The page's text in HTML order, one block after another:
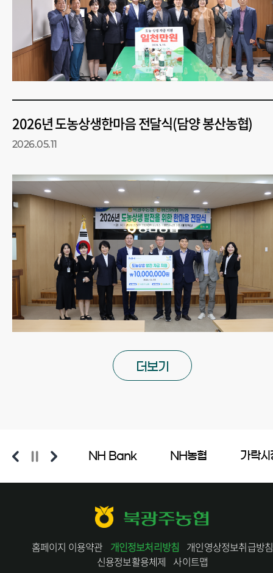
2026년 도농상생한마음 전달식(담양 봉산농협)
2026.05.11
더보기
자보호기금 NH Bank NH농협 가락시
북광주농협
홈페이지 이용약관 개인정보처리방침 개인영상정보취급방침
신용정보활용체제 사이트맵